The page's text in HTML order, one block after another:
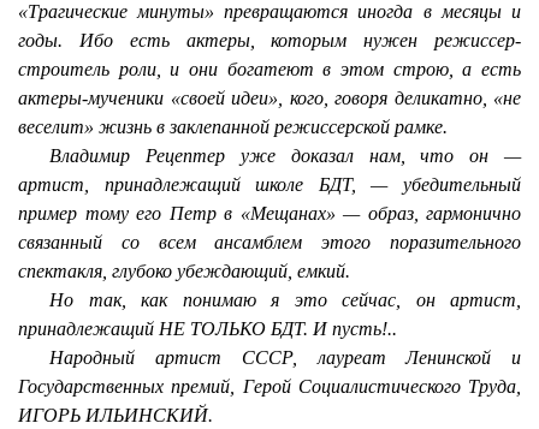
«Трагические минуты» превращаются иногда в месяцы и
годы. Ибо есть актеры, которым нужен режиссер-
строитель роли, и они богатеют в этом строю, а есть
актеры-мученики «своей идеи», кого, говоря деликатно, «не
веселит» жизнь в заклепанной режиссерской рамке.
Владимир Рецептер уже доказал нам, что он —
артист, принадлежащий школе БДТ, — убедительный
пример тому его Петр в «Мещанах» — образ, гармонично
связанный со всем ансамблем этого поразительного
спектакля, глубоко убеждающий, емкий.
Но так, как понимаю я это сейчас, он артист,
принадлежащий НЕ ТОЛЬКО БДТ. И пусть!..
Народный артист СССР, лауреат Ленинской и
Государственных премий, Герой Социалистического Труда,
ИГОРЬ ИЛЬИНСКИЙ.